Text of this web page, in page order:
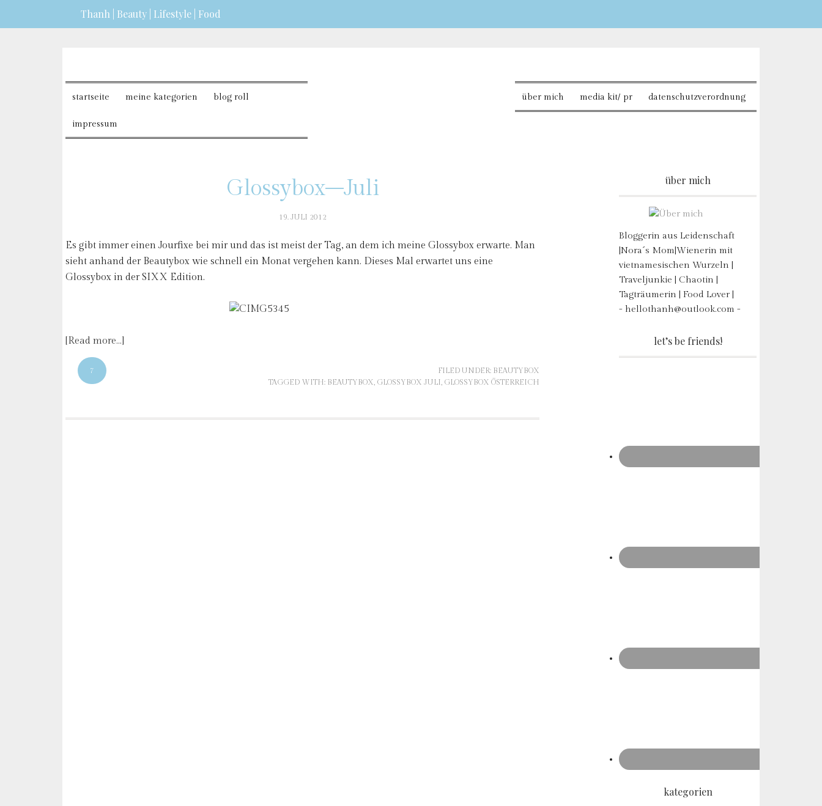
Thanh | Beauty | Lifestyle | Food
startseite meine kategorien blog roll
impressum
über mich media kit/ pr datenschutzverordnung
Glossybox–Juli
19. JULI 2012
Es gibt immer einen Jourfixe bei mir und das ist meist der Tag, an dem ich meine Glossybox erwarte. Man
sieht anhand der Beautybox wie schnell ein Monat vergehen kann. Dieses Mal erwartet uns eine
Glossybox in der SIXX Edition.
[Read more…]
7 FILED UNDER: BEAUTYBOX
TAGGED WITH: BEAUTYBOX, GLOSSYBOX JULI, GLOSSYBOX ÖSTERREICH
über mich
Bloggerin aus Leidenschaft
|Nora´s Mom|Wienerin mit
vietnamesischen Wurzeln |
Traveljunkie | Chaotin |
Tagträumerin | Food Lover |
- hellothanh@outlook.com -
let’s be friends!
kategorien
erfahren? ICH BIN EINVERSTANDEN